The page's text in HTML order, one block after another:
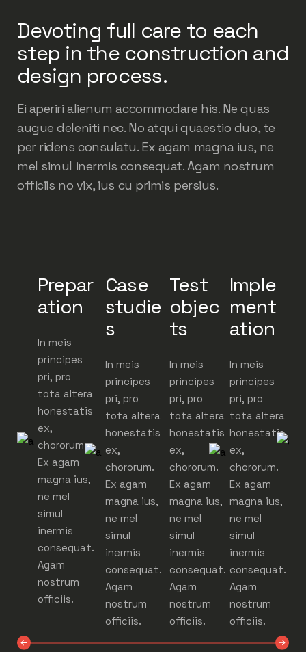
Devoting full care to each
step in the construction and
design process.
Ei aperiri alienum accommodare his. Ne quas
augue deleniti nec. No atqui quaestio duo, te
per ridens consulatu. Ex agam magna ius, ne
mel simul inermis consequat. Agam nostrum
officiis no vix, ius cu primis persius.
Prepar
ation
In meis
principes
pri, pro
tota altera
honestatis
ex,
chororum.
Ex agam
magna ius,
ne mel
simul
inermis
consequat.
Agam
nostrum
officiis.
Case
studie
s
In meis
principes
pri, pro
tota altera
honestatis
ex,
chororum.
Ex agam
magna ius,
ne mel
simul
inermis
consequat.
Agam
nostrum
officiis.
Test
objec
ts
In meis
principes
pri, pro
tota altera
honestatis
ex,
chororum.
Ex agam
magna ius,
ne mel
simul
inermis
consequat.
Agam
nostrum
officiis.
Imple
ment
ation
In meis
principes
pri, pro
tota altera
honestatis
ex,
chororum.
Ex agam
magna ius,
ne mel
simul
inermis
consequat.
Agam
nostrum
officiis.